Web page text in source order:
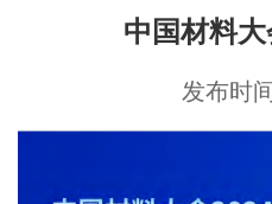
中国材料
发布时